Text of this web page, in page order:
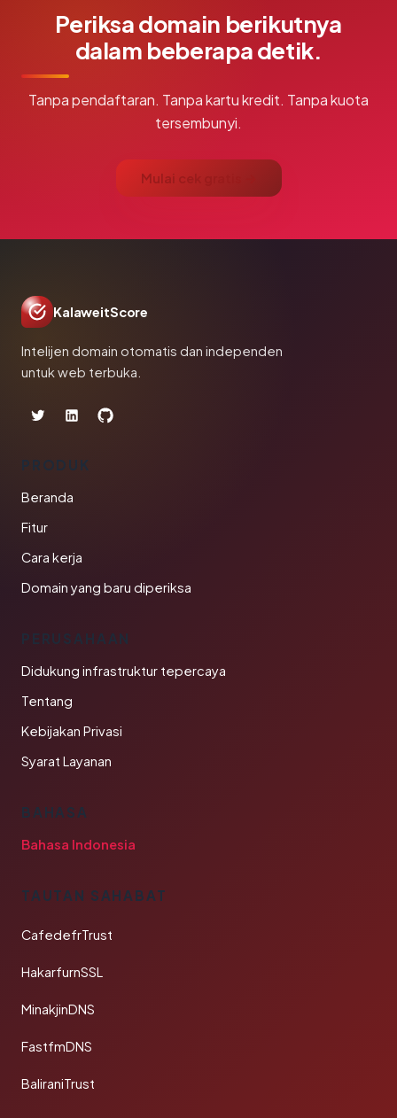
Periksa domain berikutnya
dalam beberapa detik.
Tanpa pendaftaran. Tanpa kartu kredit. Tanpa kuota
tersembunyi.
Mulai cek gratis →
KalaweitScore
Intelijen domain otomatis dan independen
untuk web terbuka.
PRODUK
Beranda
Fitur
Cara kerja
Domain yang baru diperiksa
PERUSAHAAN
Didukung infrastruktur tepercaya
Tentang
Kebijakan Privasi
Syarat Layanan
BAHASA
Bahasa Indonesia
TAUTAN SAHABAT
CafedefrTrust
HakarfurnSSL
MinakjinDNS
FastfmDNS
BaliraniTrust